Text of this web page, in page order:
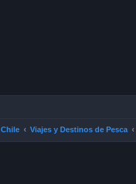
Viajes y Destinos de Pesca